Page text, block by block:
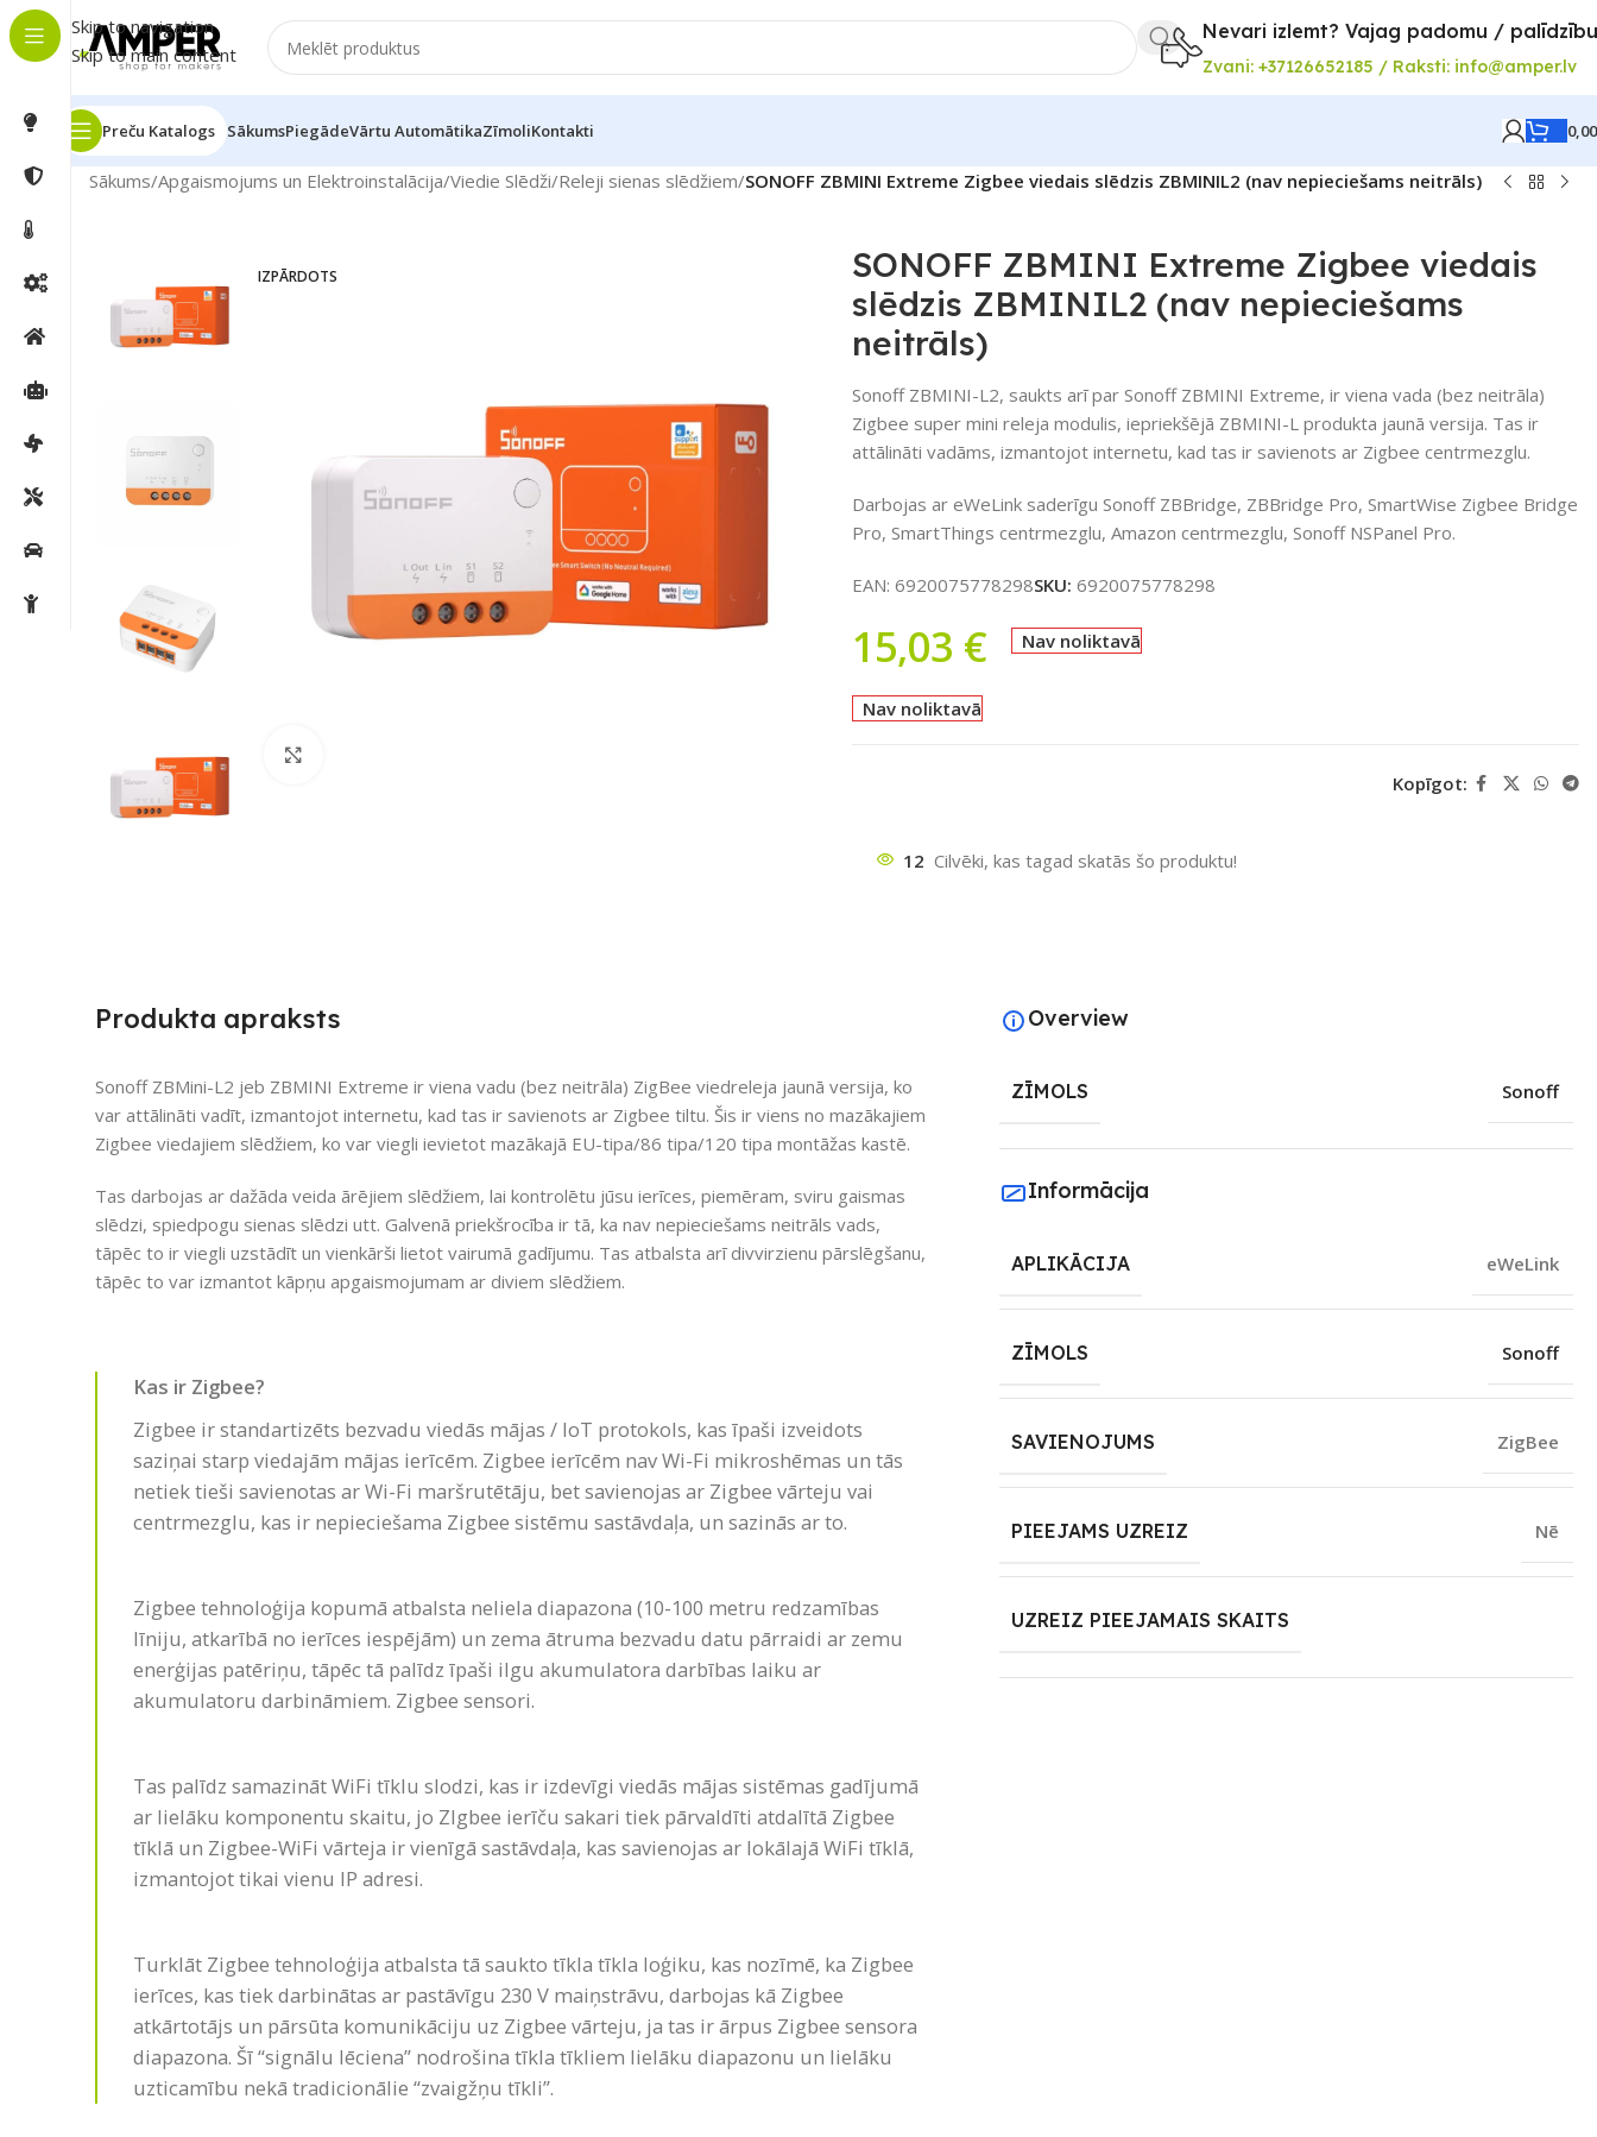
Skip to navigation
Skip to main content
Nevari izlemt? Vajag padomu /
Zvani: +37126652185 / Raksti: info@amper.lv
Preču Katalogs SākumsPiegādeVārtu AutomātikaZīmoliKontakti
Sākums/Apgaismojums un Elektroinstalācija/Viedie Slēdži/Releji sienas slēdžiem/SONOFF ZBMINI Extreme Zigbee viedais slēdzis ZBMINIL2 (nav nepieciešams neitrāls)
IZPĀRDOTS
SONOFF ZBMINI Extreme Zigbee viedais
slēdzis ZBMINIL2 (nav nepieciešams
neitrāls)
Sonoff ZBMINI-L2, saukts arī par Sonoff ZBMINI Extreme, ir viena vada (bez neitrāla)
Zigbee super mini releja modulis, iepriekšējā ZBMINI-L produkta jaunā versija. Tas ir
attālināti vadāms, izmantojot internetu, kad tas ir savienots ar Zigbee centrmezglu.
Darbojas ar eWeLink saderīgu Sonoff ZBBridge, ZBBridge Pro, SmartWise Zigbee Bridge
Pro, SmartThings centrmezglu, Amazon centrmezglu, Sonoff NSPanel Pro.
EAN: 6920075778298SKU: 6920075778298
15,03 € Nav noliktavā
Nav noliktavā
Kopīgot:
12 Cilvēki, kas tagad skatās šo produktu!
Produkta apraksts
Sonoff ZBMini-L2 jeb ZBMINI Extreme ir viena vadu (bez neitrāla) ZigBee viedreleja jaunā versija, ko
var attālināti vadīt, izmantojot internetu, kad tas ir savienots ar Zigbee tiltu. Šis ir viens no mazākajiem
Zigbee viedajiem slēdžiem, ko var viegli ievietot mazākajā EU-tipa/86 tipa/120 tipa montāžas kastē.
Tas darbojas ar dažāda veida ārējiem slēdžiem, lai kontrolētu jūsu ierīces, piemēram, sviru gaismas
slēdzi, spiedpogu sienas slēdzi utt. Galvenā priekšrocība ir tā, ka nav nepieciešams neitrāls vads,
tāpēc to ir viegli uzstādīt un vienkārši lietot vairumā gadījumu. Tas atbalsta arī divvirzienu pārslēgšanu,
tāpēc to var izmantot kāpņu apgaismojumam ar diviem slēdžiem.
Kas ir Zigbee?
Zigbee ir standartizēts bezvadu viedās mājas / IoT protokols, kas īpaši izveidots
saziņai starp viedajām mājas ierīcēm. Zigbee ierīcēm nav Wi-Fi mikroshēmas un tās
netiek tieši savienotas ar Wi-Fi maršrutētāju, bet savienojas ar Zigbee vārteju vai
centrmezglu, kas ir nepieciešama Zigbee sistēmu sastāvdaļa, un sazinās ar to.
Zigbee tehnoloģija kopumā atbalsta neliela diapazona (10-100 metru redzamības
līniju, atkarībā no ierīces iespējām) un zema ātruma bezvadu datu pārraidi ar zemu
enerģijas patēriņu, tāpēc tā palīdz īpaši ilgu akumulatora darbības laiku ar
akumulatoru darbināmiem. Zigbee sensori.
Tas palīdz samazināt WiFi tīklu slodzi, kas ir izdevīgi viedās mājas sistēmas gadījumā
ar lielāku komponentu skaitu, jo ZIgbee ierīču sakari tiek pārvaldīti atdalītā Zigbee
tīklā un Zigbee-WiFi vārteja ir vienīgā sastāvdaļa, kas savienojas ar lokālajā WiFi tīklā,
izmantojot tikai vienu IP adresi.
Turklāt Zigbee tehnoloģija atbalsta tā saukto tīkla tīkla loģiku, kas nozīmē, ka Zigbee
ierīces, kas tiek darbinātas ar pastāvīgu 230 V maiņstrāvu, darbojas kā Zigbee
atkārtotājs un pārsūta komunikāciju uz Zigbee vārteju, ja tas ir ārpus Zigbee sensora
diapazona. Šī “signālu lēciena” nodrošina tīkla tīkliem lielāku diapazonu un lielāku
uzticamību nekā tradicionālie “zvaigžņu tīkli”.
Overview
ZĪMOLS Sonoff
Informācija
APLIKĀCIJA eWeLink
ZĪMOLS Sonoff
SAVIENOJUMS ZigBee
PIEEJAMS UZREIZ Nē
UZREIZ PIEEJAMAIS SKAITS